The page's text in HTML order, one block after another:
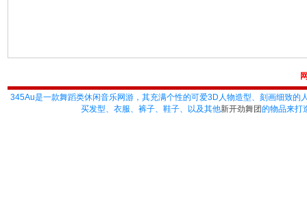
345Au是一款舞蹈类休闲音乐网游，其充满个性的可爱3D人物造型、刻画细致
买发型、衣服、裤子、鞋子、以及其他新开劲舞团的物品来打